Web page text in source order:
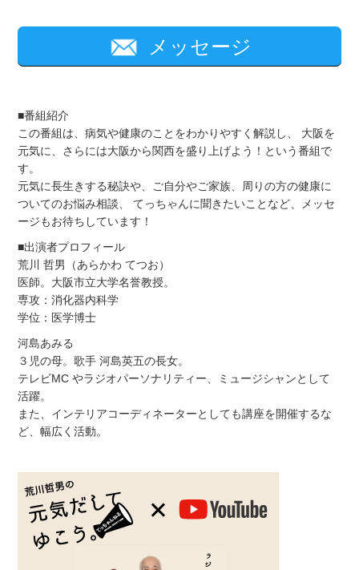
メッセージ
■番組紹介
この番組は、病気や健康のことをわかりやすく解説し、 大阪を
元気に、さらには大阪から関西を盛り上げよう！という番組で
す。
元気に長生きする秘訣や、ご自分やご家族、周りの方の健康に
ついてのお悩み相談、 てっちゃんに聞きたいことなど、メッセ
ージもお待ちしています！
■出演者プロフィール
荒川 哲男（あらかわ てつお）
医師。大阪市立大学名誉教授。
専攻：消化器内科学
学位：医学博士
河島あみる
３児の母。歌手 河島英五の長女。
テレビMC やラジオパーソナリティー、ミュージシャンとして
活躍。
また、インテリアコーディネーターとしても講座を開催するな
ど、幅広く活動。